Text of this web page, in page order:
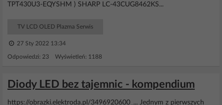
TPT430U3-EQYSHM ) SHARP LC-43CUG8462KS...
TV LCD OLED Plazma Serwis
27 Sty 2022 13:34
Odpowiedzi: 23 Wyświetleń: 1188
Diody LED bez tajemnic - kompendium
https://obrazki.elektroda.pl/3496920600_... Jednym z pierwszych